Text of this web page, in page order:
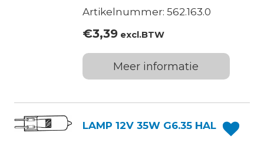
Artikelnummer: 562.163.0
€3,39excl.BTW
Meer informatie
LAMP 12V 35W G6.35 HAL